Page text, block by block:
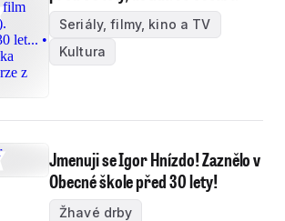
Seriály, filmy, kino a TV
Kultura
Jmenuji se Igor Hnízdo! Zaznělo v
Obecné škole před 30 lety!
Žhavé drby